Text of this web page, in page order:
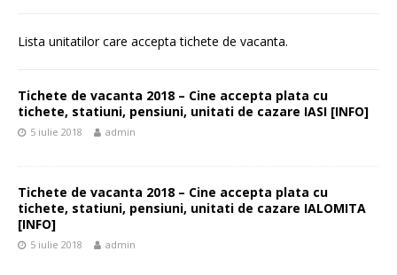
Lista unitatilor care accepta tichete de vacanta.
Tichete de vacanta 2018 – Cine accepta plata cu
tichete, statiuni, pensiuni, unitati de cazare IASI [INFO]
5 iulie 2018 admin
Tichete de vacanta 2018 – Cine accepta plata cu
tichete, statiuni, pensiuni, unitati de cazare IALOMITA
[INFO]
5 iulie 2018 admin